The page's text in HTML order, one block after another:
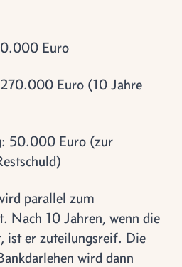
Euro
Euro (10 Jahre
50.000 Euro (zur
parallel zum
Nach 10 Jahren, wenn die
ist er zuteilungsreif. Die
wird dann